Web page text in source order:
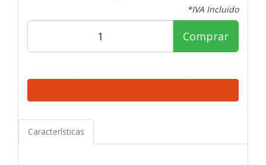
*IVA Incluido
Comprar
Características